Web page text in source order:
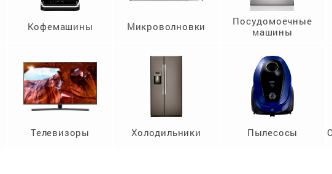
Кофемашины Микроволновки
Посудомоечные
машины
Телевизоры Холодильники Пылесосы